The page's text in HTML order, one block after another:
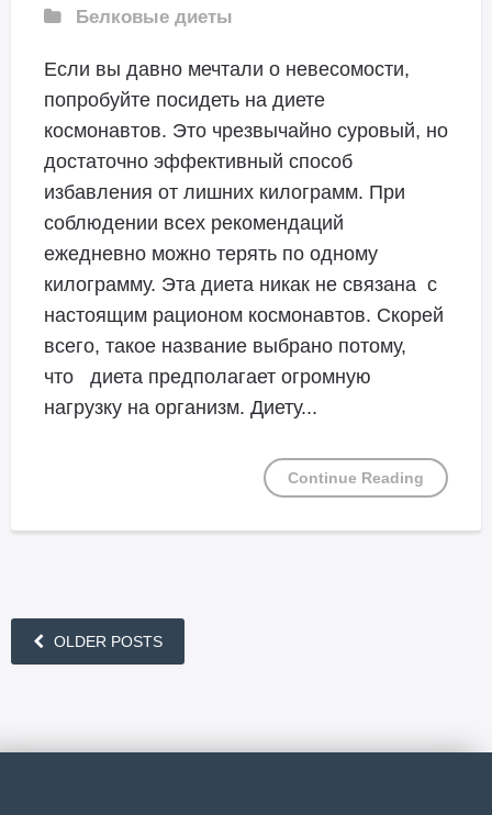
Белковые диеты
Если вы давно мечтали о невесомости,
попробуйте посидеть на диете
космонавтов. Это чрезвычайно суровый, но
достаточно эффективный способ
избавления от лишних килограмм. При
соблюдении всех рекомендаций
ежедневно можно терять по одному
килограмму. Эта диета никак не связана с
настоящим рационом космонавтов. Скорей
всего, такое название выбрано потому,
что диета предполагает огромную
нагрузку на организм. Диету...
Continue Reading
OLDER POSTS